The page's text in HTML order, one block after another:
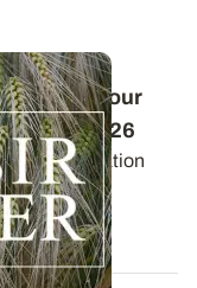
guides pour
2026
de fertilisation